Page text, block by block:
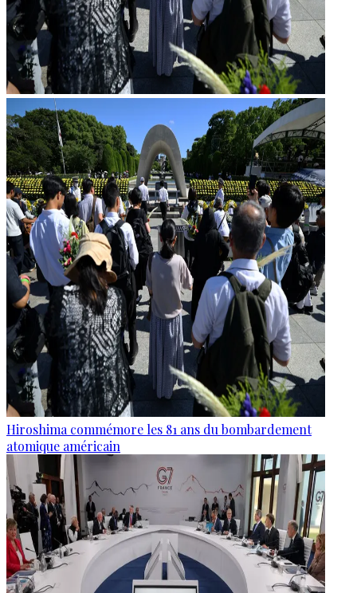
Hiroshima commémore les 81 ans du bombardement
atomique américain